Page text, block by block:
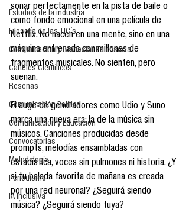
Estudios de la industria
Filosofía de las TIC´s
Comunicación y Bienestar Psicosocia
Carteles Científicos
Reseñas
Comunicación Política
Comunicación y Educación
Convocatorias
Metodología
Periodismo
IA Inclusiva
sonar perfectamente en la pista de baile o
como fondo emocional en una película de
Netflix. No nacen en una mente, sino en una
máquina entrenada con millones de
fragmentos musicales. No sienten, pero
suenan.
El auge de generadores como Udio y Suno
marca una nueva era: la de la música sin
músicos. Canciones producidas desde
prompts, melodías ensambladas con
estadística, voces sin pulmones ni historia. ¿Y
si tu balada favorita de mañana es creada
por una red neuronal? ¿Seguirá siendo
música? ¿Seguirá siendo tuya?